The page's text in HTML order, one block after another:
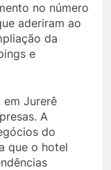
no número
aderiram ao
da
e
em Jurerê
A
do
que o hotel